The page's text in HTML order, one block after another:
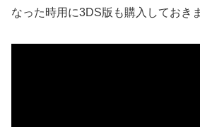
なった時用に3DS版も購入しておき